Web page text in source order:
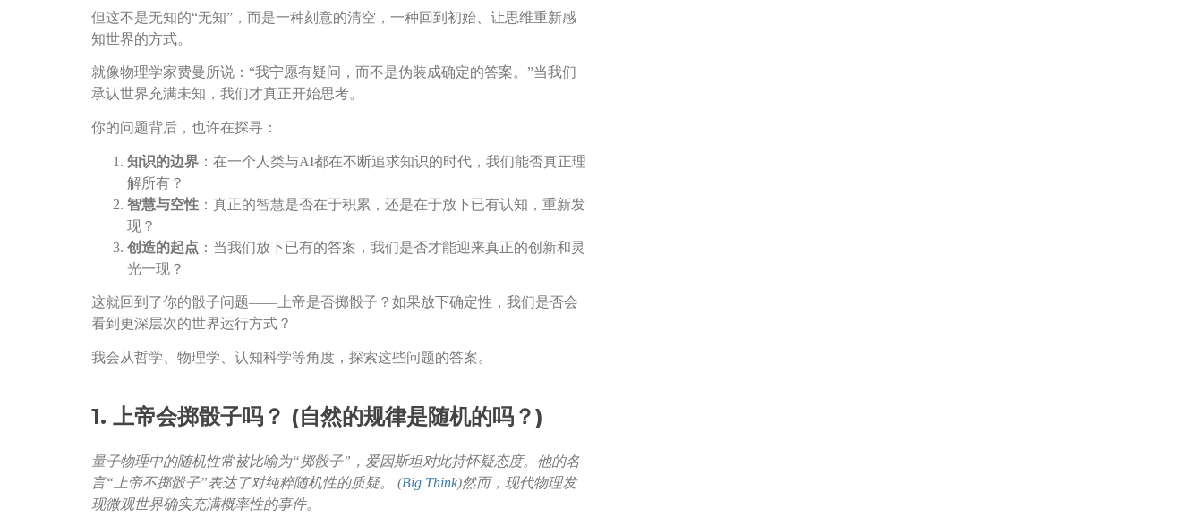
但这不是无知的“无知”，而是一种刻意的清空，一种回到初始、让思维重新感
知世界的方式。
就像物理学家费曼所说：“我宁愿有疑问，而不是伪装成确定的答案。”当我们
承认世界充满未知，我们才真正开始思考。
你的问题背后，也许在探寻：
知识的边界 ：在一个人类与AI都在不断追求知识的时代，我们能否真正理
解所有？
智慧与空性 ：真正的智慧是否在于积累，还是在于放下已有认知，重新发
现？
创造的起点 ：当我们放下已有的答案，我们是否才能迎来真正的创新和灵
光一现？
这就回到了你的骰子问题——上帝是否掷骰子？如果放下确定性，我们是否会
看到更深层次的世界运行方式？
我会从哲学、物理学、认知科学等角度，探索这些问题的答案。
1. 上帝会掷骰子吗？ (自然的规律是随机的吗？)
量子物理中的随机性常被比喻为“掷骰子”，爱因斯坦对此持怀疑态度。他的名
言“上帝不掷骰子”表达了对纯粹随机性的质疑。 (Big Think)然而，现代物理发
现微观世界确实充满概率性的事件。